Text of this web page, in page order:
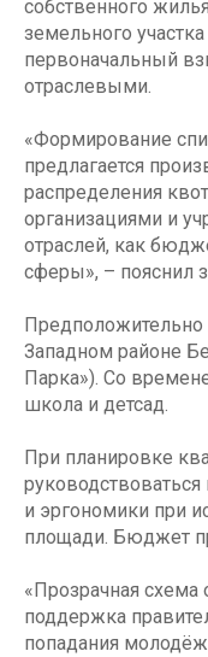
собственного
земельного
первоначальный
отраслевыми.
«Формирование
предлагается
распределения
организациями и
отраслей, как
сферы», – пояснил
Западном районе
Парка»). Со
школа и детсад.
При планировке
и эргономики при
площади. Бюджет
«Прозрачная
поддержка
попадания